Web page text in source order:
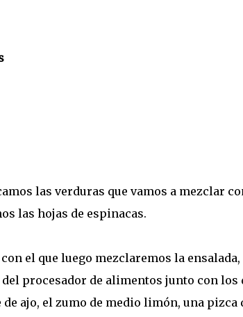
las verduras que vamos a mezclar
las hojas de espinacas.
el que luego mezclaremos la
procesador de alimentos junto con los
ajo, el zumo de medio limón, una pizca